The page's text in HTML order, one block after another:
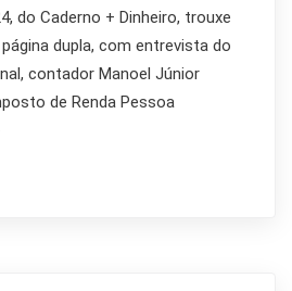
do Caderno + Dinheiro, trouxe
dupla, com entrevista do
contador Manoel Júnior
de Renda Pessoa